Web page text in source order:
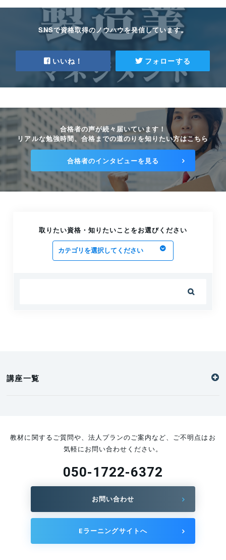
｜I.R氏
2025.01.09
石綿調査に関するご相談承ります｜I.S氏
中小企業の経営品質向上をPDCAサイクルを活用して
支援！｜K.T氏
2024.12.27
知的財産の力で企業のイノベーション創出を後押しし
ます！｜F.K氏
2024.12.27
技術・技能伝承と暗黙知の見える化をサポートします
｜N.T氏
2024.12.27
ステンレス鋼の耐食性、使い方を教えます！｜N.Y氏
2024.12.06
製造業の未来を支えるAI人材育成と導入支援｜F.K氏
物流でコストダウンする方法を教えます！｜S.K氏
2024.11.29
労働安全の実践的知識で、あなたの職場の安全を支援
します｜I.A氏
SNSで資格取得のノウハウを発信しています。
いいね！ フォローする
合格者の声が続々届いています！
リアルな勉強時間、合格までの道のりを知りたい方はこちら
合格者のインタビューを見る
取りたい資格・知りたいことをお選びください

講座一覧
教材に関するご質問や、法人プランのご案内など、ご不明点はお
気軽にお問い合わせください。
050-1722-6372
お問い合わせ
Eラーニングサイトへ